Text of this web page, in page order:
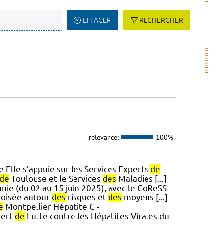
EFFACER RECHERCHER
relevance: 100%
s’appuie sur les Services Experts de
de Toulouse et le Services des Maladies [...]
(du 02 au 15 juin 2025), avec le CoReSS
autour des risques et des moyens [...]
Montpellier Hépatite C -
de Lutte contre les Hépatites Virales du